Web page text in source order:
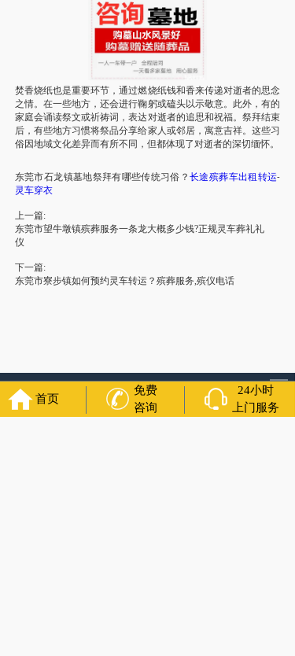
焚香烧纸也是重要环节，通过燃烧纸钱和香来传递对逝者的思念
之情。在一些地方，还会进行鞠躬或磕头以示敬意。此外，有的
家庭会诵读祭文或祈祷词，表达对逝者的追思和祝福。祭拜结束
后，有些地方习惯将祭品分享给家人或邻居，寓意吉祥。这些习
俗因地域文化差异而有所不同，但都体现了对逝者的深切缅怀。
东莞市石龙镇墓地祭拜有哪些传统习俗？长途殡葬车出租转运-
灵车穿衣
上一篇:
东莞市望牛墩镇殡葬服务一条龙大概多少钱?正规灵车葬礼礼
仪
下一篇:
东莞市寮步镇如何预约灵车转运？殡葬服务,殡仪电话
首页
免费
咨询
24小时
上门服务